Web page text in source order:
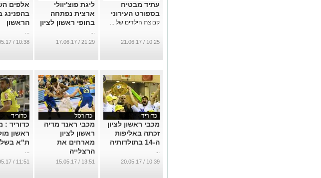
עתיד מבטיח
בספורט העירוני
קבוצת הילדים של ...
10:25 / 21.06.17
ליגת פוצ'יוולי
ארצית נפתחה
בחופי ראשון לציון
...
21:29 / 17.06.17
אלפים
בהפנינג
הראשון
...
10:38 / 21.05.17
כדוריד
מכבי ראשון לציון
זכתה באליפות
ה-14 בתולדותיה
...
10:39 / 20.05.17
כדורסל
מכבי ראנד מדיה
ראשון לציון
מארחים את
הרצלייה
...
13:51 / 15.05.17
כדוריד
כדוריד :
ראשון
ת"א
...
11:51 / 15.05.17